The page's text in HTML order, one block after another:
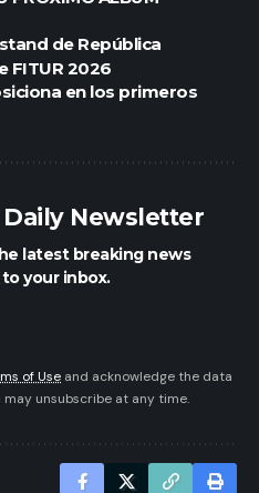
de República
FITUR 2026
en los primeros
Daily Newsletter
latest breaking news
your inbox.
of Use and acknowledge the data
may unsubscribe at any time.